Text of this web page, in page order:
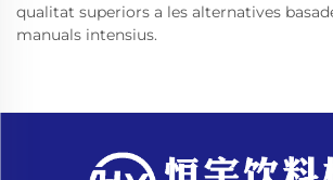
qualitat superiors a les alternatives
manuals intensius.